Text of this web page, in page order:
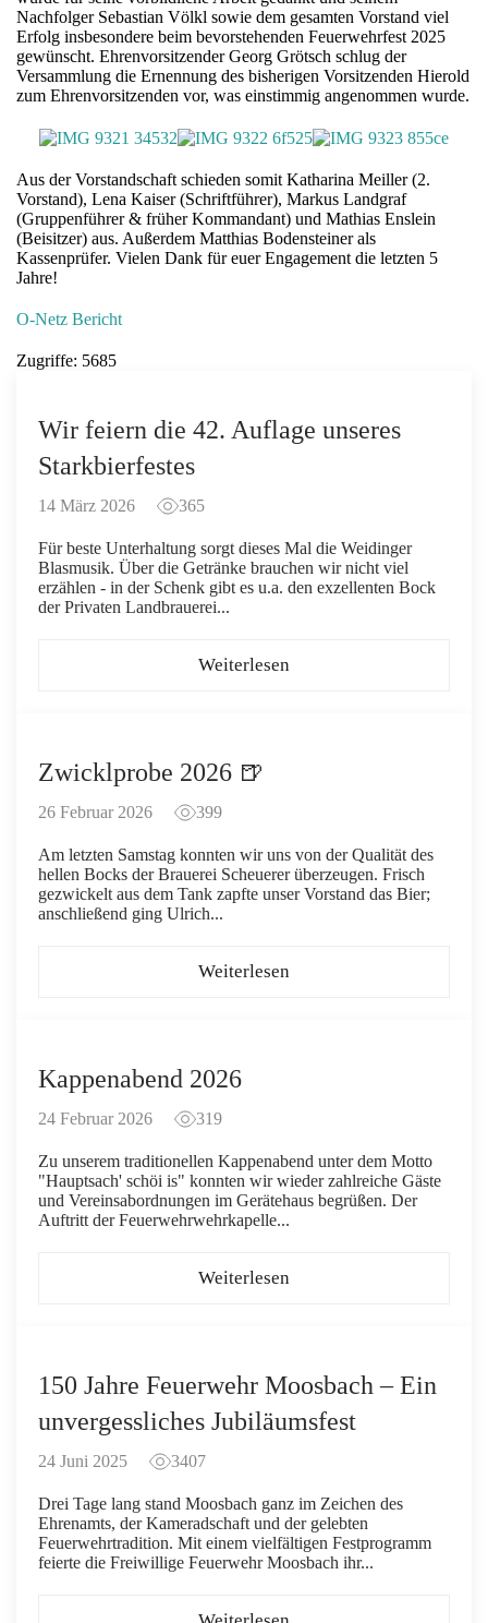
Nachfolger Sebastian Völkl sowie dem gesamten Vorstand viel
Erfolg insbesondere beim bevorstehenden Feuerwehrfest 2025
gewünscht. Ehrenvorsitzender Georg Grötsch schlug der
Versammlung die Ernennung des bisherigen Vorsitzenden Hierold
zum Ehrenvorsitzenden vor, was einstimmig angenommen wurde.
Aus der Vorstandschaft schieden somit Katharina Meiller (2.
Vorstand), Lena Kaiser (Schriftführer), Markus Landgraf
(Gruppenführer & früher Kommandant) und Mathias Enslein
(Beisitzer) aus. Außerdem Matthias Bodensteiner als
Kassenprüfer. Vielen Dank für euer Engagement die letzten 5
Jahre!
O-Netz Bericht
Zugriffe: 5685
Wir feiern die 42. Auflage unseres
Starkbierfestes
14 März 2026 365
Für beste Unterhaltung sorgt dieses Mal die Weidinger
Blasmusik. Über die Getränke brauchen wir nicht viel
erzählen - in der Schenk gibt es u.a. den exzellenten Bock
der Privaten Landbrauerei...
Weiterlesen
Zwicklprobe 2026 🍺
26 Februar 2026 399
Am letzten Samstag konnten wir uns von der Qualität des
hellen Bocks der Brauerei Scheuerer überzeugen. Frisch
gezwickelt aus dem Tank zapfte unser Vorstand das Bier;
anschließend ging Ulrich...
Weiterlesen
Kappenabend 2026
24 Februar 2026 319
Zu unserem traditionellen Kappenabend unter dem Motto
"Hauptsach' schöi is" konnten wir wieder zahlreiche Gäste
und Vereinsabordnungen im Gerätehaus begrüßen. Der
Auftritt der Feuerwehrwehrkapelle...
Weiterlesen
150 Jahre Feuerwehr Moosbach – Ein
unvergessliches Jubiläumsfest
24 Juni 2025 3407
Drei Tage lang stand Moosbach ganz im Zeichen des
Ehrenamts, der Kameradschaft und der gelebten
Feuerwehrtradition. Mit einem vielfältigen Festprogramm
feierte die Freiwillige Feuerwehr Moosbach ihr...